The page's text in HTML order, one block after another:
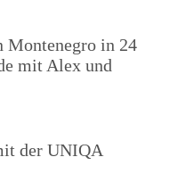
Montenegro in 24
mit Alex und
der UNIQA